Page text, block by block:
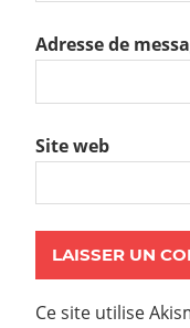
Adresse de
Site web
Ce site utilise